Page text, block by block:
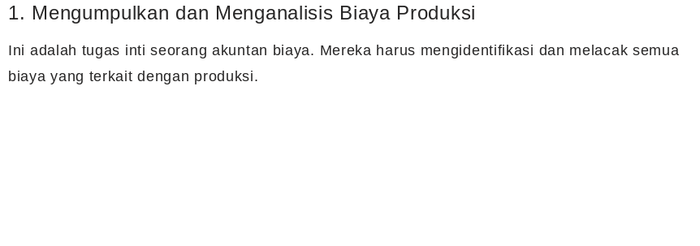
1. Mengumpulkan dan Menganalisis Biaya Produksi
Ini adalah tugas inti seorang akuntan biaya. Mereka harus mengidentifikasi dan melacak semua
biaya yang terkait dengan produksi.